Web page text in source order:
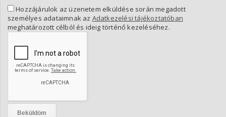
Hozzájárulok az üzenetem elküldése során megadott
személyes adataimnak az Adatkezelési tájékoztatóban
meghatározott célból és ideig történő kezeléséhez.